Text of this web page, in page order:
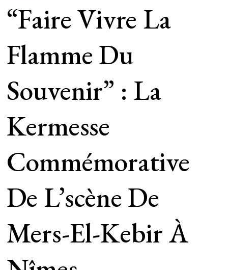
“Faire Vivre La
Flamme Du
Souvenir” : La
Kermesse
Commémorative
De L’scène De
Mers-El-Kebir À